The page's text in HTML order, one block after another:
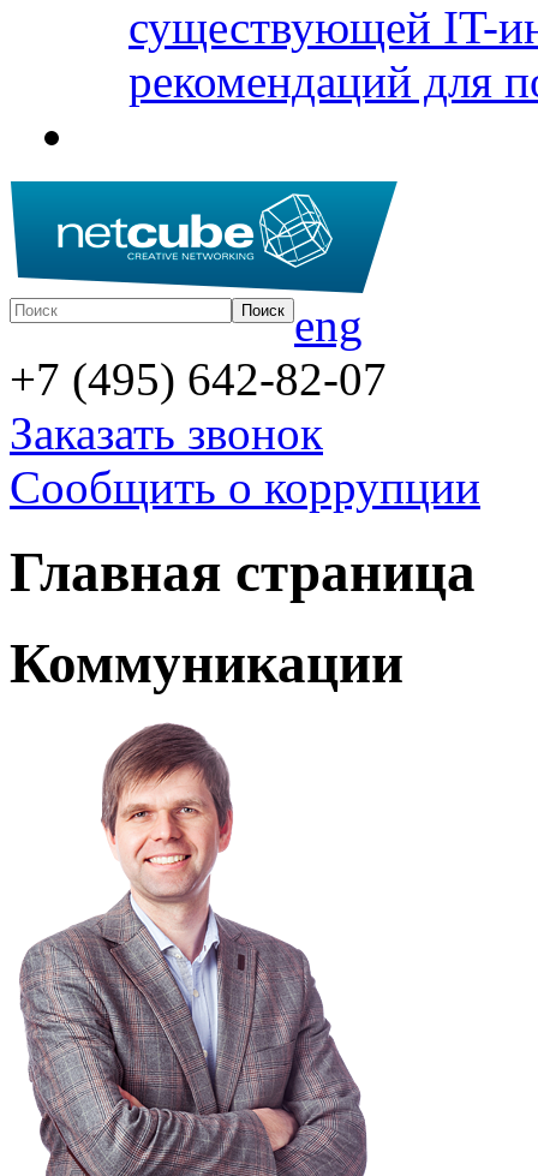
существующей IT-
рекомендаций для
eng
+7 (495) 642-82-07
Заказать звонок
Сообщить о коррупции
Главная страница
Коммуникации